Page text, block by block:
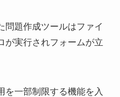
問題作成ツールはファイ
が実行されフォームが立
を一部制限する機能を入